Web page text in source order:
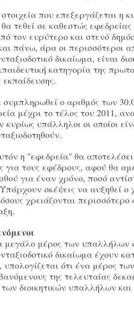
που επεξεργάζεται η
τεθεί σε καθεστώς
τον ευρύτερο και στενό
πάνω, άρα οι περισσότεροι
δικαίωμα, είναι
κατηγορία της
συμπληρωθεί ο αριθμός των
μέχρι το τέλος του 2011,
υπάλληλοι οι οποίοι
η "εφεδρεία" θα
για τους εφέδρους, αφού θα
για έναν χρόνο, ποσό
σκέψεις να αυξηθεί ο
χρειάζονται
μεγάλο μέρος των υπαλλήλων
δικαίωμα έχουν
υπολογίζεται ότι ένα μέρος
της τελευταίας
διοικητικών υπαλλήλων